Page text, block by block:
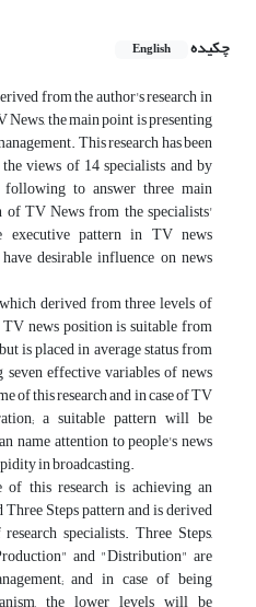
چکیده
English
from the author's research in
the main point is presenting
This research has been
views of 14 specialists and by
to answer three main
TV News from the specialists'
executive pattern in TV news
desirable influence on news
derived from three levels of
news position is suitable from
is placed in average status from
effective variables of news
of this research and in case of TV
a suitable pattern will be
name attention to people's news
in broadcasting.
this research is achieving an
Steps pattern and is derived
specialists. Three Steps,
and "Distribution" are
and in case of being